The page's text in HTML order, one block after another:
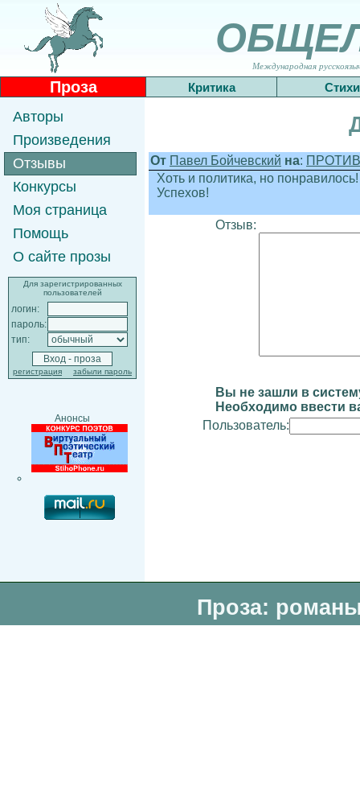
Международная
Проза Критика Стихи
Авторы
Произведения
Отзывы
Конкурсы
Моя страница
Помощь
О сайте прозы
Для зарегистрированных
пользователей
логин:
пароль:
тип:
регистрация забыли пароль
Анонсы
От Павел Бойчевский на:
Хоть и политика, но
Успехов!
Отзыв:
Вы не зашли в
Необходимо ввести
Пользователь:
Проза: